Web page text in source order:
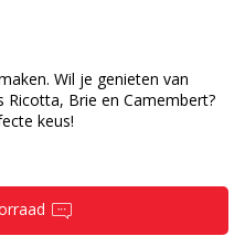
Wil je genieten van
Ricotta, Brie en Camembert?
keus!